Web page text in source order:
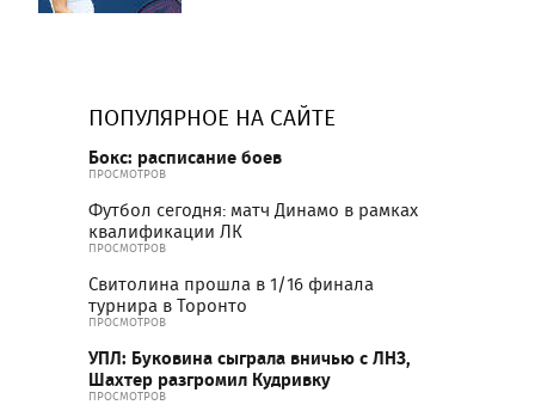
ПОПУЛЯРНОЕ НА САЙТЕ
Бокс: расписание боев
ПРОСМОТРОВ
Футбол сегодня: матч Динамо в рамках
квалификации ЛК
ПРОСМОТРОВ
Свитолина прошла в 1/16 финала
турнира в Торонто
ПРОСМОТРОВ
УПЛ: Буковина сыграла вничью с ЛНЗ,
Шахтер разгромил Кудривку
ПРОСМОТРОВ